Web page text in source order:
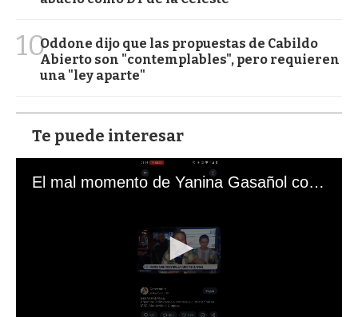
10Oddone dijo que las propuestas de Cabildo
Abierto son "contemplables", pero requieren
una "ley aparte"
Te puede interesar
El mal momento de Yanina Gasañol con un hincha argentino en "Subrayado"